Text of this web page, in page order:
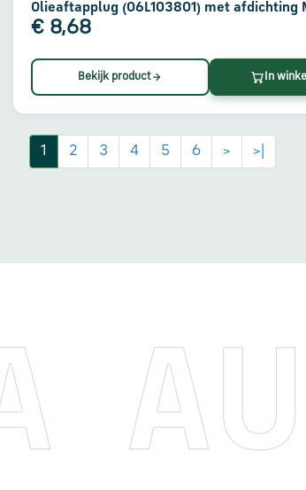
Olieaftapplug (06L103801) met afdichting
€ 8,68
Bekijk product In
1 2 3 4 5 6 > >|